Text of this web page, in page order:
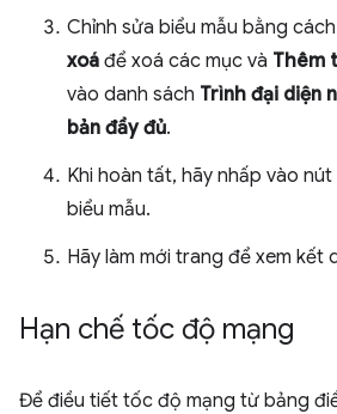
Chỉnh sửa biểu mẫu bằng
xoá để xoá các mục và Thêm
vào danh sách Trình đại diện
bản đầy đủ.
Khi hoàn tất, hãy nhấp vào nút
biểu mẫu.
Hãy làm mới trang để xem kết
Hạn chế tốc độ mạng
Để điều tiết tốc độ mạng từ bảng